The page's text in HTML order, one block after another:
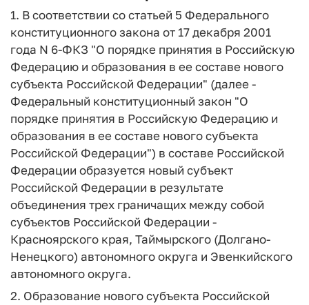
1. В соответствии со статьей 5 Федерального
конституционного закона от 17 декабря 2001
года N 6-ФКЗ "О порядке принятия в Российскую
Федерацию и образования в ее составе нового
субъекта Российской Федерации" (далее -
Федеральный конституционный закон "О
порядке принятия в Российскую Федерацию и
образования в ее составе нового субъекта
Российской Федерации") в составе Российской
Федерации образуется новый субъект
Российской Федерации в результате
объединения трех граничащих между собой
субъектов Российской Федерации -
Красноярского края, Таймырского (Долгано-
Ненецкого) автономного округа и Эвенкийского
автономного округа.
2. Образование нового субъекта Российской